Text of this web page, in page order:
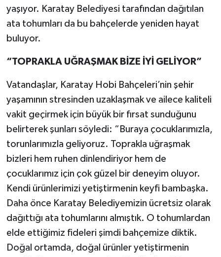
yaşıyor. Karatay Belediyesi tarafından dağıtılan
ata tohumları da bu bahçelerde yeniden hayat
buluyor.
“TOPRAKLA UĞRAŞMAK BİZE İYİ GELİYOR”
Vatandaşlar, Karatay Hobi Bahçeleri’nin şehir
yaşamının stresinden uzaklaşmak ve ailece kaliteli
vakit geçirmek için büyük bir fırsat sunduğunu
belirterek şunları söyledi: “Buraya çocuklarımızla,
torunlarımızla geliyoruz. Toprakla uğraşmak
bizleri hem ruhen dinlendiriyor hem de
çocuklarımız için çok güzel bir deneyim oluyor.
Kendi ürünlerimizi yetiştirmenin keyfi bambaşka.
Daha önce Karatay Belediyemizin ücretsiz olarak
dağıttığı ata tohumlarını almıştık. O tohumlardan
elde ettiğimiz fideleri şimdi bahçemize diktik.
Doğal ortamda, doğal ürünler yetiştirmenin